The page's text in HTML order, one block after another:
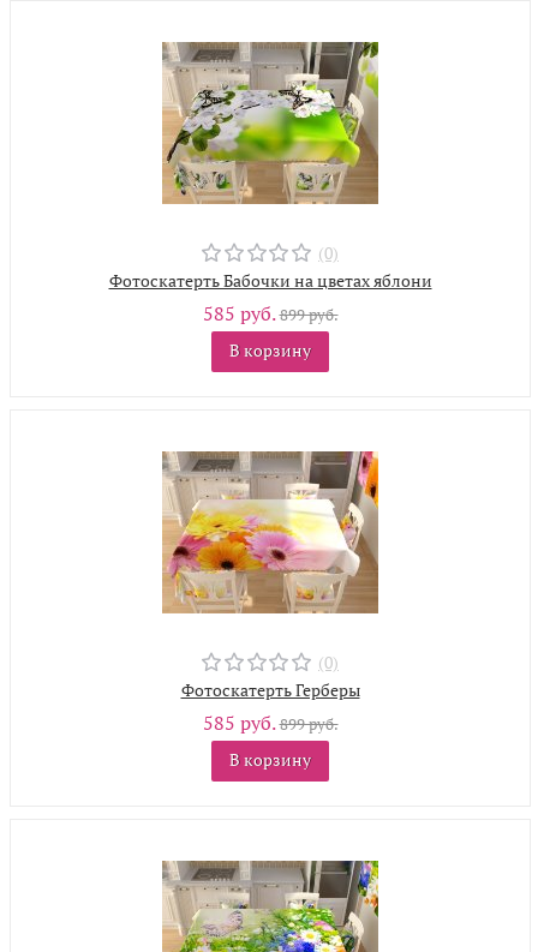
(0)
Фотоскатерть Бабочки на цветах яблони
585 руб.899 руб.
В корзину
(0)
Фотоскатерть Герберы
585 руб.899 руб.
В корзину